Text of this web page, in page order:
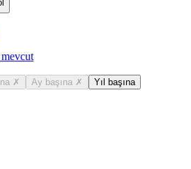
✗ Ay başına ✗ Yıl başına